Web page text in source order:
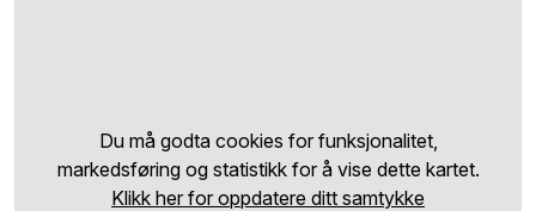
Du må godta cookies for funksjonalitet,
markedsføring og statistikk for å vise dette kartet.
Klikk her for oppdatere ditt samtykke